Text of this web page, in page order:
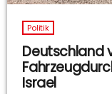
Politik
Deutschland
Israel